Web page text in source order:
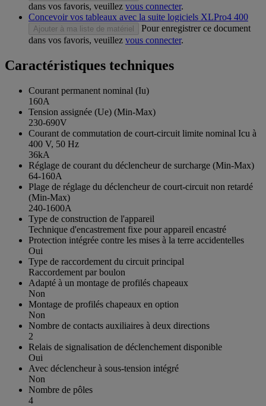
dans vos favoris, veuillez vous connecter.
Concevoir vos tableaux avec la suite logiciels XLPro4 400
Ajouter à ma liste de matériel
Pour enregistrer ce document
dans vos favoris, veuillez vous connecter.
Caractéristiques techniques
Courant permanent nominal (Iu)
160A
Tension assignée (Ue) (Min-Max)
230-690V
Courant de commutation de court-circuit limite nominal Icu à
400 V, 50 Hz
36kA
Réglage de courant du déclencheur de surcharge (Min-Max)
64-160A
Plage de réglage du déclencheur de court-circuit non retardé
(Min-Max)
240-1600A
Type de construction de l'appareil
Technique d'encastrement fixe pour appareil encastré
Protection intégrée contre les mises à la terre accidentelles
Oui
Type de raccordement du circuit principal
Raccordement par boulon
Adapté à un montage de profilés chapeaux
Non
Montage de profilés chapeaux en option
Non
Nombre de contacts auxiliaires à deux directions
2
Relais de signalisation de déclenchement disponible
Oui
Avec déclencheur à sous-tension intégré
Non
Nombre de pôles
4